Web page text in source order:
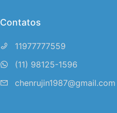
Contatos
11977777559
(11) 98125-1596
chenrujin1987@gmail.com